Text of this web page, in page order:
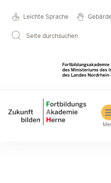
Metanavigation
Leichte Sprache
Seite durchsuchen